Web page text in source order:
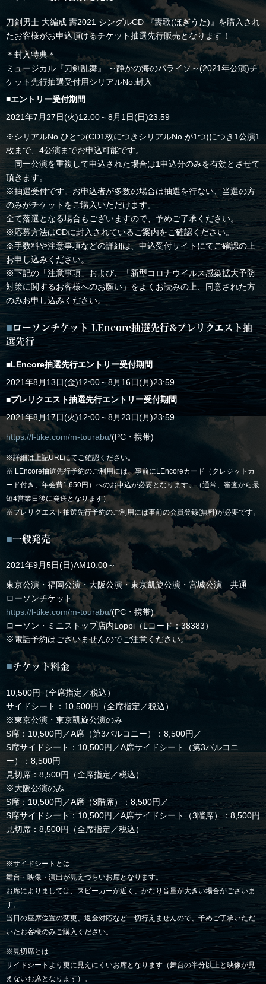
刀剣男士 大編成 壽2021 シングルCD 『壽歌(ほぎうた)』を購入され
たお客様がお申込頂けるチケット抽選先行販売となります！
＊封入特典＊
ミュージカル『刀剣乱舞』 ～静かの海のパライソ～(2021年公演)チ
ケット先行抽選受付用シリアルNo.封入
■エントリー受付期間
2021年7月27日(火)12:00～8月1日(日)23:59
※シリアルNo.ひとつ(CD1枚につきシリアルNo.が1つ)につき1公演1
枚まで、4公演までお申込可能です。
同一公演を重複して申込された場合は1申込分のみを有効とさせて
頂きます。
※抽選受付です。お申込者が多数の場合は抽選を行ない、当選の方
のみがチケットをご購入いただけます。
全て落選となる場合もございますので、予めご了承ください。
※応募方法はCDに封入されているご案内をご確認ください。
※手数料や注意事項などの詳細は、申込受付サイトにてご確認の上
お申し込みください。
※下記の「注意事項」および、「新型コロナウイルス感染拡大予防
対策に関するお客様へのお願い」をよくお読みの上、同意された方
のみお申し込みください。
ローソンチケット LEncore抽選先行&プレリクエスト抽
選先行
■LEncore抽選先行エントリー受付期間
2021年8月13日(金)12:00～8月16日(月)23:59
■プレリクエスト抽選先行エントリー受付期間
2021年8月17日(火)12:00～8月23日(月)23:59
https://l-tike.com/m-tourabu/(PC・携帯)
※詳細は上記URLにてご確認ください。
※ LEncore抽選先行予約のご利用には、事前にLEncoreカード（クレジットカ
ード付き、年会費1,650円）へのお申込が必要となります。（通常、審査から最
短4営業日後に発送となります）
※プレリクエスト抽選先行予約のご利用には事前の会員登録(無料)が必要です。
一般発売
2021年9月5日(日)AM10:00～
東京公演・福岡公演・大阪公演・東京凱旋公演・宮城公演 共通
ローソンチケット
https://l-tike.com/m-tourabu/(PC・携帯)
ローソン・ミニストップ店内Loppi（Lコード：38383）
※電話予約はございませんのでご注意ください。
チケット料金
10,500円（全席指定／税込）
サイドシート：10,500円（全席指定／税込）
※東京公演・東京凱旋公演のみ
S席：10,500円／A席（第3バルコニー）：8,500円／
S席サイドシート：10,500円／A席サイドシート（第3バルコニ
ー）：8,500円
見切席：8,500円（全席指定／税込）
※大阪公演のみ
S席：10,500円／A席（3階席）：8,500円／
S席サイドシート：10,500円／A席サイドシート（3階席）：8,500円
見切席：8,500円（全席指定／税込）
※サイドシートとは
舞台・映像・演出が見えづらいお席となります。
お席によりましては、スピーカーが近く、かなり音量が大きい場合がございま
す。
当日の座席位置の変更、返金対応など一切行えませんので、予めご了承いただ
いたお客様のみご購入ください。
※見切席とは
サイドシートより更に見えにくいお席となります（舞台の半分以上と映像が見
えないお席となります）。